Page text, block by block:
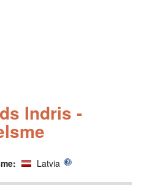
Indris -
Latvia